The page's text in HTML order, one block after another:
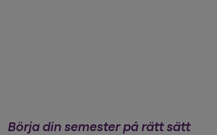
Börja din semester på rätt sätt